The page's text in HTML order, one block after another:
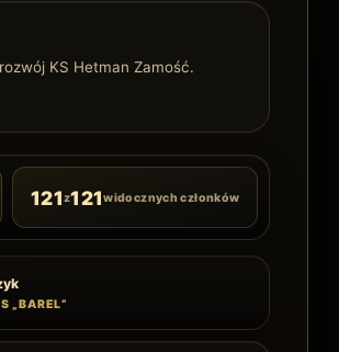
KS Hetman Zamość.
121z121widocznych członków
„BAREL”